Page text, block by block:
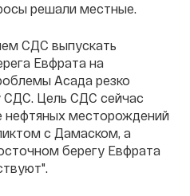
решали местные.
СДС выпускать
Евфрата на
Асада резко
СДС. Цель СДС сейчас
нефтяных месторождений
с Дамаском, а
берегу Евфрата